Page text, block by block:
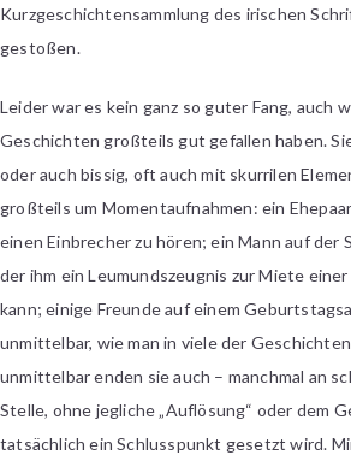
Kurzgeschichtensammlung des irischen
gestoßen.
Leider war es kein ganz so guter Fang, auch
Geschichten großteils gut gefallen haben.
oder auch bissig, oft auch mit skurrilen
großteils um Momentaufnahmen: ein
einen Einbrecher zu hören; ein Mann auf der
der ihm ein Leumundszeugnis zur Miete
kann; einige Freunde auf einem
unmittelbar, wie man in viele der
unmittelbar enden sie auch – manchmal an
Stelle, ohne jegliche „Auflösung“ oder dem
tatsächlich ein Schlusspunkt gesetzt wird.